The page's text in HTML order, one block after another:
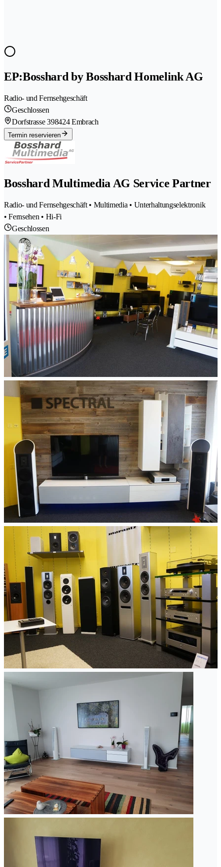
EP:Bosshard by Bosshard Homelink AG
Radio- und Fernsehgeschäft
Geschlossen
Dorfstrasse 398424 Embrach
Termin reservieren
Bosshard Multimedia AG Service Partner
Radio- und Fernsehgeschäft • Multimedia • Unterhaltungselektronik
• Fernsehen • Hi-Fi
Geschlossen